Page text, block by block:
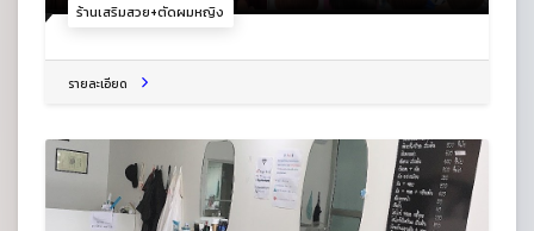
ร้านเสริมสวย+ตัดผมหญิง
รายละเอียด